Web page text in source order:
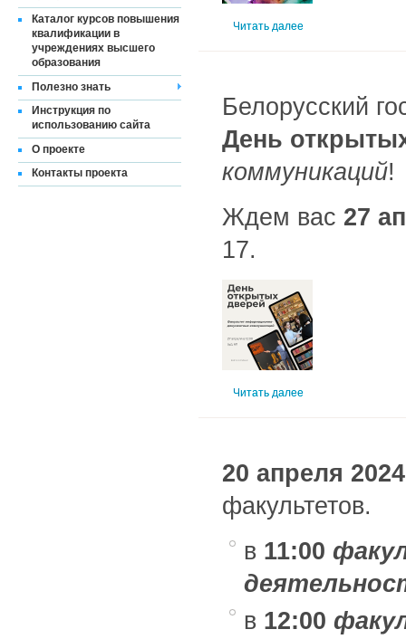
Каталог курсов повышения
квалификации в
учреждениях высшего
образования
Полезно знать
Инструкция по
использованию сайта
О проекте
Контакты проекта
Читать далее
Белорусский
День
коммуникаций!
Ждем вас 27
17.
Читать далее
20 апреля
факультетов.
в 11:00
в 12:00